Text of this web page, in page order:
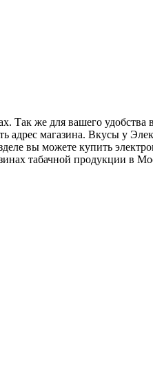
же для вашего удобства
адрес магазина. Вкусы у
вы можете купить
табачной продукции в